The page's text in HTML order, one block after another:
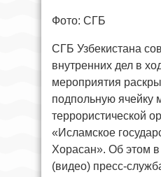
Фото: СГБ
СГБ Узбекистана
внутренних дел в
мероприятия
подпольную ячейку
террористической
«Исламское
Хорасан». Об этом
(видео) пресс-